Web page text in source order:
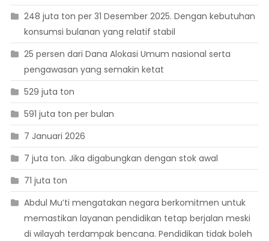
248 juta ton per 31 Desember 2025. Dengan kebutuhan
konsumsi bulanan yang relatif stabil
25 persen dari Dana Alokasi Umum nasional serta
pengawasan yang semakin ketat
529 juta ton
591 juta ton per bulan
7 Januari 2026
7 juta ton. Jika digabungkan dengan stok awal
71 juta ton
Abdul Mu’ti mengatakan negara berkomitmen untuk
memastikan layanan pendidikan tetap berjalan meski
di wilayah terdampak bencana. Pendidikan tidak boleh